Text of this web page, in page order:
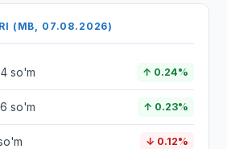
(MB, 07.08.2026)
so'm ↑ 0.24%
so'm ↑ 0.23%
↓ 0.12%